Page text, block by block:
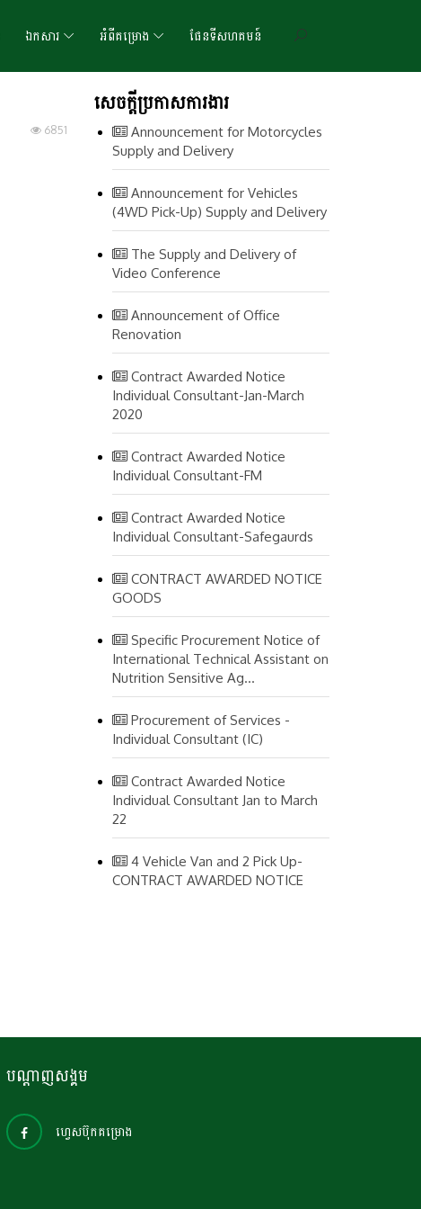
ឯកសារ អំពីគម្រោង ផែនទីសហគមន៍
6851
សេចក្តីប្រកាសការងារ
Announcement for Motorcycles
Supply and Delivery
Announcement for Vehicles
(4WD Pick-Up) Supply and Delivery
The Supply and Delivery of
Video Conference
Announcement of Office
Renovation
Contract Awarded Notice
Individual Consultant-Jan-March
2020
Contract Awarded Notice
Individual Consultant-FM
Contract Awarded Notice
Individual Consultant-Safegaurds
CONTRACT AWARDED NOTICE
GOODS
Specific Procurement Notice of
International Technical Assistant on
Nutrition Sensitive Ag...
Procurement of Services -
Individual Consultant (IC)
Contract Awarded Notice
Individual Consultant Jan to March
22
4 Vehicle Van and 2 Pick Up-
CONTRACT AWARDED NOTICE
បណ្តាញសង្គម
ហ្វេសប៊ុកគម្រោង